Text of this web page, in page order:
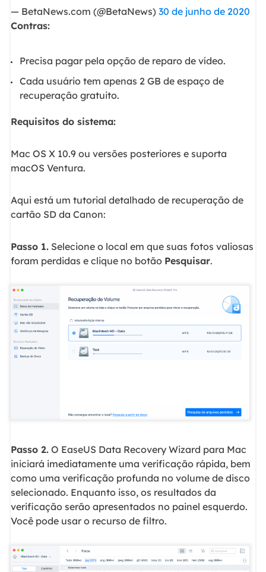
— BetaNews.com (@BetaNews) 30 de junho de 2020
Contras:
Precisa pagar pela opção de reparo de vídeo.
Cada usuário tem apenas 2 GB de espaço de
recuperação gratuito.
Requisitos do sistema:
Mac OS X 10.9 ou versões posteriores e suporta
macOS Ventura.
Aqui está um tutorial detalhado de recuperação de
cartão SD da Canon:
Passo 1.Selecione o local em que suas fotos valiosas
foram perdidas e clique no botão Pesquisar.
Passo 2.O EaseUS Data Recovery Wizard para Mac
iniciará imediatamente uma verificação rápida, bem
como uma verificação profunda no volume de disco
selecionado. Enquanto isso, os resultados da
verificação serão apresentados no painel esquerdo.
Você pode usar o recurso de filtro.